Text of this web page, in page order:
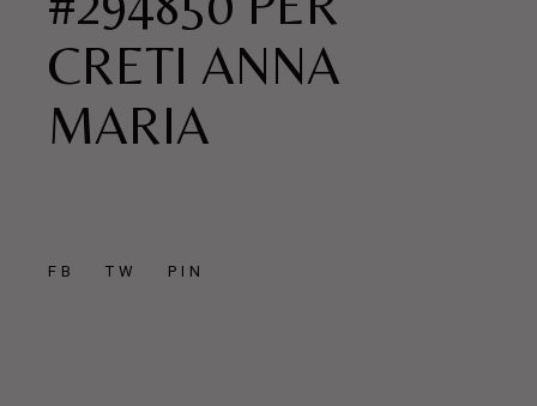
CRETI ANNA
MARIA
FB TW PIN